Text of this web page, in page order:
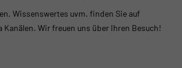
Wissenswertes uvm. finden Sie auf
Kanälen. Wir freuen uns über Ihren Besuch!